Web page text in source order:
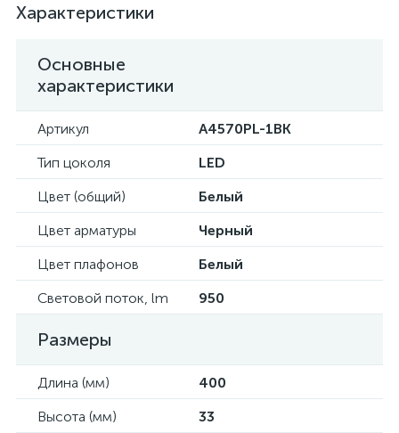
Характеристики
Основные
характеристики
Артикул
A4570PL-1BK
Тип цоколя
LED
Цвет (общий)
Белый
Цвет арматуры
Черный
Цвет плафонов
Белый
Световой поток, lm
950
Размеры
Длина (мм)
400
Высота (мм)
33